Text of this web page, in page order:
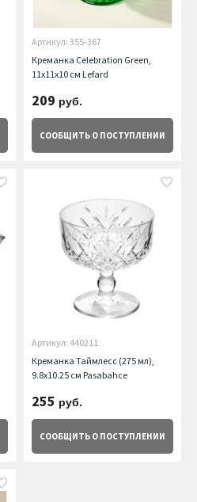
Артикул: 355-367
Креманка Celebration Green,
11х11х10 см Lefard
209 руб.
СООБЩИТЬ О ПОСТУПЛЕНИИ
Артикул: 440211
Креманка Таймлесс (275 мл),
9.8х10.25 см Pasabahce
255 руб.
СООБЩИТЬ О ПОСТУПЛЕНИИ